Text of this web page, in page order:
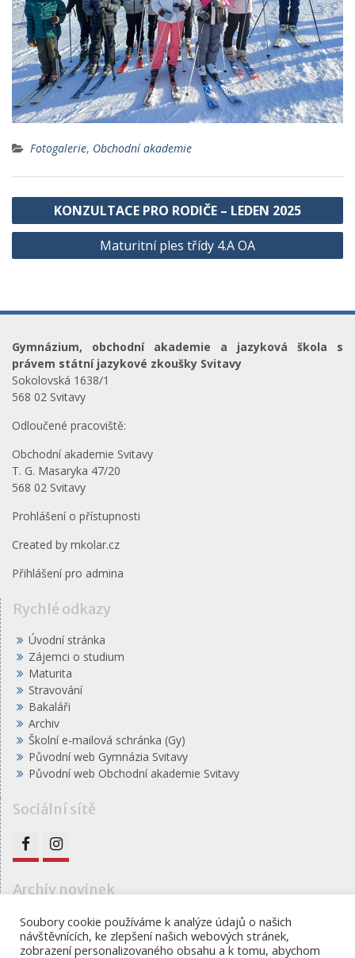
Fotogalerie, Obchodní akademie
Navigace
pro
KONZULTACE PRO RODIČE – LEDEN 2025
Maturitní ples třídy 4.A OA
Gymnázium, obchodní akademie a jazyková škola s
právem státní jazykové zkoušky Svitavy
Sokolovská 1638/1
568 02 Svitavy
Odloučené pracoviště:
Obchodní akademie Svitavy
T. G. Masaryka 47/20
568 02 Svitavy
Prohlášení o přístupnosti
Created by mkolar.cz
Přihlášení pro admina
Rychlé odkazy
Úvodní stránka
Zájemci o studium
Maturita
Stravování
Bakaláři
Archiv
Školní e-mailová schránka (Gy)
Původní web Gymnázia Svitavy
Původní web Obchodní akademie Svitavy
Sociální sítě
FB IG
Archiv novinek
Archiv
novinek
Soubory cookie používáme k analýze údajů o našich
návštěvnících, ke zlepšení našich webových stránek,
zobrazení personalizovaného obsahu a k tomu, abychom